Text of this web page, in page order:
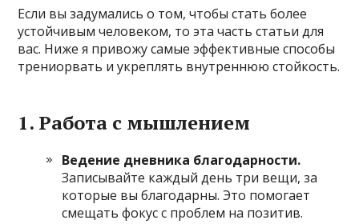
Если вы задумались о том, чтобы стать более
устойчивым человеком, то эта часть статьи для
вас. Ниже я привожу самые эффективные способы
трениорвать и укреплять внутреннюю стойкость.
1. Работа с мышлением
Ведение дневника благодарности.
Записывайте каждый день три вещи, за
которые вы благодарны. Это помогает
смещать фокус с проблем на позитив.